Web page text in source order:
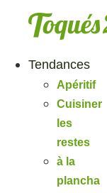
Tendances
Apéritif
Cuisiner
les
restes
à la
plancha